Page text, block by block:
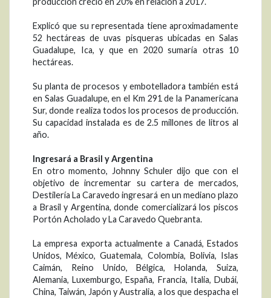
Explicó que su representada tiene aproximadamente
52 hectáreas de uvas pisqueras ubicadas en Salas
Guadalupe, Ica, y que en 2020 sumaría otras 10
hectáreas.
Su planta de procesos y embotelladora también está
en Salas Guadalupe, en el Km 291 de la Panamericana
Sur, donde realiza todos los procesos de producción.
Su capacidad instalada es de 2.5 millones de litros al
año.
Ingresará a Brasil y Argentina
En otro momento, Johnny Schuler dijo que con el
objetivo de incrementar su cartera de mercados,
Destilería La Caravedo ingresará en un mediano plazo
a Brasil y Argentina, donde comercializará los piscos
Portón Acholado y La Caravedo Quebranta.
La empresa exporta actualmente a Canadá, Estados
Unidos, México, Guatemala, Colombia, Bolivia, Islas
Caimán, Reino Unido, Bélgica, Holanda, Suiza,
Alemania, Luxemburgo, España, Francia, Italia, Dubái,
China, Taiwán, Japón y Australia, a los que despacha el